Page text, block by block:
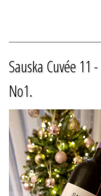
Sauska Cuvée 11
No1.